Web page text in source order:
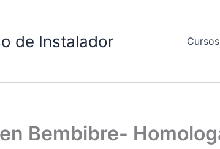
de Instalador Cursos
Bembibre-